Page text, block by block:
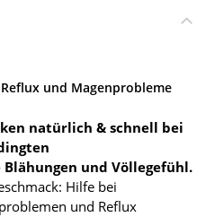
und Magenprobleme
natürlich & schnell bei
und Völlegefühl.
Hilfe bei
und Reflux